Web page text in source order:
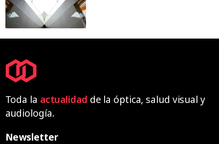
Toda la actualidad de la óptica, salud visual y
audiología.
Newsletter